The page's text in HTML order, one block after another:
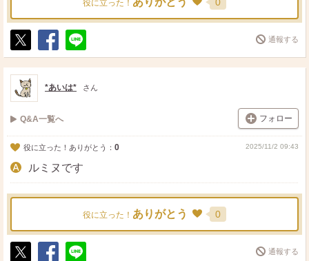
役に立った！
ポ
ス
ト
シ
ェ
送
る
通報する
*あいは* さん
Q&A一覧へ フォロー
役に立った！ありがとう： 0 2025/11/2 09:43
ルミヌです
役に立った！ ありがとう 0
通報する